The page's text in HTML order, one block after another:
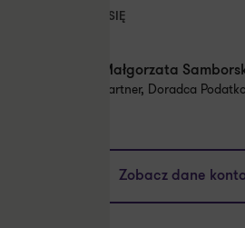
SKONTAKTUJ SIĘ
Małgorzata
Partner, Doradca
Zobacz dane
+48 661 538 580
Umów spotkanie